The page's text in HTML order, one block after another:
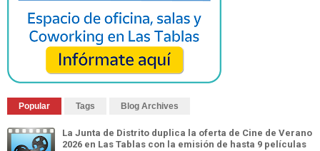
Popular Tags Blog Archives
La Junta de Distrito duplica la oferta de Cine de Verano
2026 en Las Tablas con la emisión de hasta 9 películas